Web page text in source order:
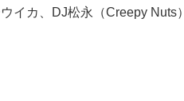
イカ、DJ松永（Creepy Nuts）